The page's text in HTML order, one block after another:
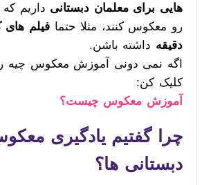
هایی برای معلمان دبستانی داریم
رو معکوس کنند، مثلا حتما
دقیقه داشته باشن.
اگه نمی دونی آموزش معکوس چیه
کلیک کن:
آموزش معکوس چیست؟
چرا گفتیم یادگیری
دبستانی ها؟